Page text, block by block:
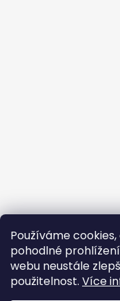
Používáme
pohodlné
webu neustále
použitelnost. Více
Facebook